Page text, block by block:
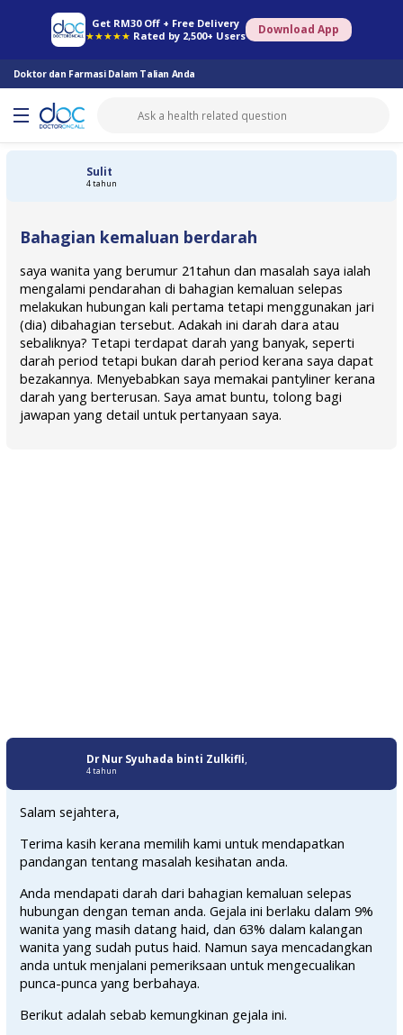
Get RM30 Off + Free Delivery
★★★★★ Rated by 2,500+ Users Download App
Doktor dan Farmasi Dalam Talian Anda
Farmasi Online Konsult Doktor Saringan Kesihatan Konsult Pakar
Sulit
4 tahun
Bahagian kemaluan berdarah
saya wanita yang berumur 21tahun dan masalah saya ialah
mengalami pendarahan di bahagian kemaluan selepas
melakukan hubungan kali pertama tetapi menggunakan jari
(dia) dibahagian tersebut. Adakah ini darah dara atau
sebaliknya? Tetapi terdapat darah yang banyak, seperti
darah period tetapi bukan darah period kerana saya dapat
bezakannya. Menyebabkan saya memakai pantyliner kerana
darah yang berterusan. Saya amat buntu, tolong bagi
jawapan yang detail untuk pertanyaan saya.
Dr Nur Syuhada binti Zulkifli
4 tahun
Salam sejahtera,
Terima kasih kerana memilih kami untuk mendapatkan
pandangan tentang masalah kesihatan anda.
Anda mendapati darah dari bahagian kemaluan selepas
hubungan dengan teman anda. Gejala ini berlaku dalam 9%
wanita yang masih datang haid, dan 63% dalam kalangan
wanita yang sudah putus haid. Namun saya mencadangkan
anda untuk menjalani pemeriksaan untuk mengecualikan
punca-punca yang berbahaya.
Berikut adalah sebab kemungkinan gejala ini.